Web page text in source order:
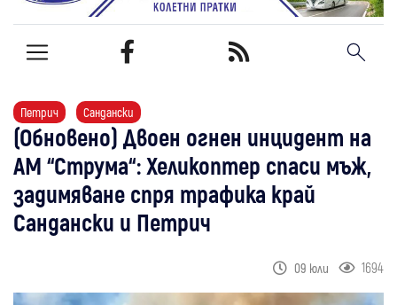
Петрич Сандански
(Обновено)​ Двоен огнен инцидент на
АМ “Струма“: Хеликоптер спаси мъж,
задимяване спря трафика край
Сандански и Петрич
09 юли 1694